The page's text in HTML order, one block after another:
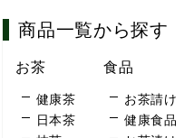
商品一覧から探す
お茶
健康茶
日本茶
食品
お茶請け
健康食品